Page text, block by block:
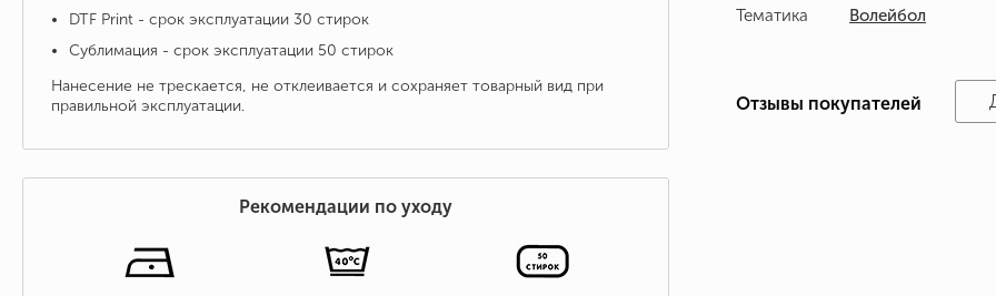
DTF Print - срок эксплуатации 30 стирок
Сублимация - срок эксплуатации 50 стирок
Нанесение не трескается, не отклеивается и сохраняет товарный вид при
правильной эксплуатации.
Рекомендации по уходу
Тематика
Волейбол
Отзывы покупателей